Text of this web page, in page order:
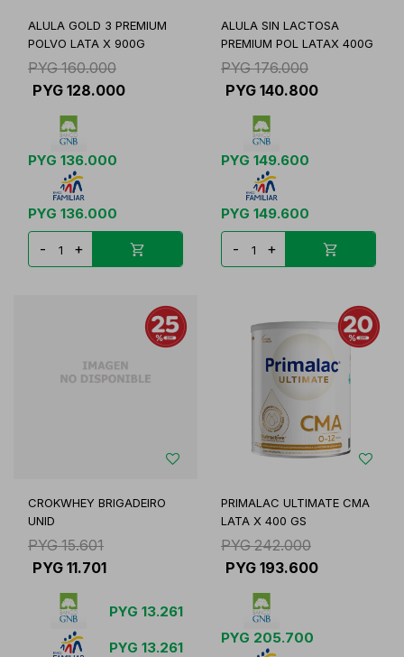
ALULA GOLD 3 PREMIUM
POLVO LATA X 900G
PYG 160.000
PYG 128.000
PYG 136.000
PYG 136.000
- +
ALULA SIN LACTOSA
PREMIUM POL LATAX 400G
PYG 176.000
PYG 140.800
PYG 149.600
PYG 149.600
- +
CROKWHEY BRIGADEIRO
UNID
PYG 15.601
PYG 11.701
PYG 13.261
PYG 13.261
PRIMALAC ULTIMATE CMA
LATA X 400 GS
PYG 242.000
PYG 193.600
PYG 205.700